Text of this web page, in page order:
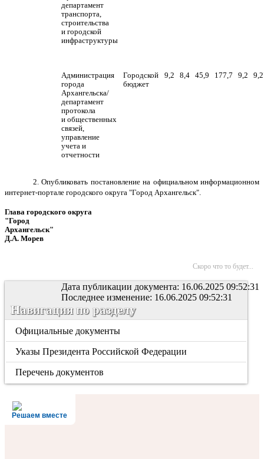
департамент
транспорта,
строительства
и городской
инфраструктуры
Администрация
города
Архангельска/
департамент
протокола
и общественных
связей,
управление
учета и
отчетности
Городской
бюджет
9,2 8,4 45,9 177,7 9,2
2. Опубликовать постановление на официальном информационном
интернет-портале городского округа "Город Архангельск".
Глава городского округа
"Город
Архангельск"
Д.А. Морев
Скоро что то будет...
Дата публикации документа: 16.06.2025 09:52:31
Последнее изменение: 16.06.2025 09:52:31
Навигация по разделу
Официальные документы
Указы Президента Российской Федерации
Перечень документов
Решаем вместе